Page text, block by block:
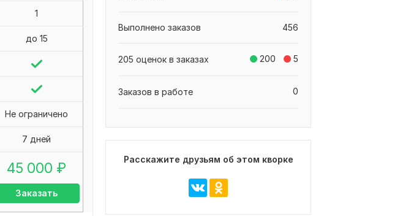
1
до 15
Не ограничено
7 дней
45 000 ₽
Заказать
456
Выполнено заказов
200 5
205 оценок в заказах
0
Заказов в работе
Расскажите друзьям об этом кворке